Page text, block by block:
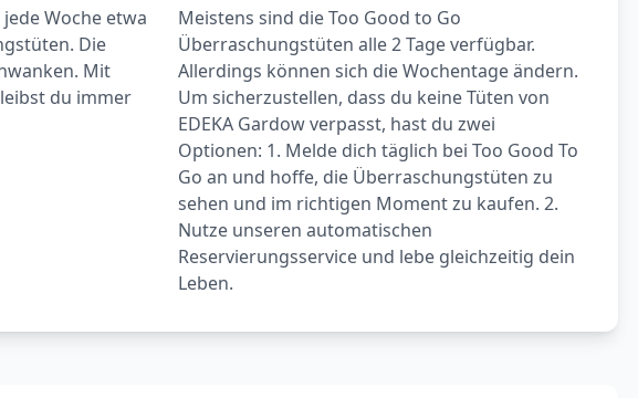
Woche etwa
Die
Mit
du immer
Meistens sind die Too Good to Go
Überraschungstüten alle 2 Tage verfügbar.
Allerdings können sich die Wochentage ändern.
Um sicherzustellen, dass du keine Tüten von
EDEKA Gardow verpasst, hast du zwei
Optionen: 1. Melde dich täglich bei Too Good To
Go an und hoffe, die Überraschungstüten zu
sehen und im richtigen Moment zu kaufen. 2.
Nutze unseren automatischen
Reservierungsservice und lebe gleichzeitig dein
Leben.